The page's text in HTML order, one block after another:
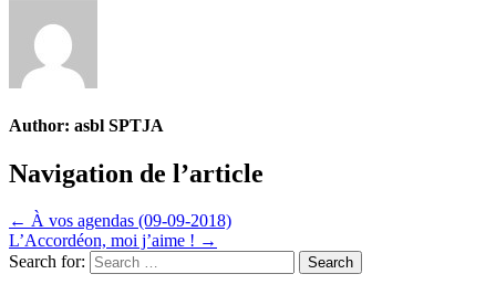
Author: asbl SPTJA
Navigation de l’article
← À vos agendas (09-09-2018)
L’Accordéon, moi j’aime ! →
Search for: